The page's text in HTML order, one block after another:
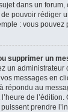
dans un
pouvoir rédiger
: vous
supprimer un
un
messages en
répondu au
de
prendre